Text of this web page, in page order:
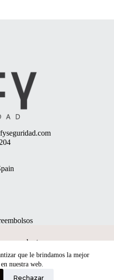
que le brindamos la mejor
nuestra web.
Rechazar
anyweb.pt